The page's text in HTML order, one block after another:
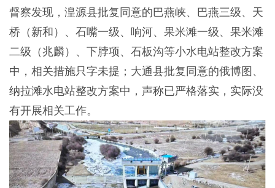
督察发现，湟源县批复同意的巴燕峡、巴燕三级、天
桥（新和）、石嘴一级、响河、果米滩一级、果米滩
二级（兆麟）、下脖项、石板沟等小水电站整改方案
中，相关措施只字未提；大通县批复同意的俄博图、
纳拉滩水电站整改方案中，声称已严格落实，实际没
有开展相关工作。